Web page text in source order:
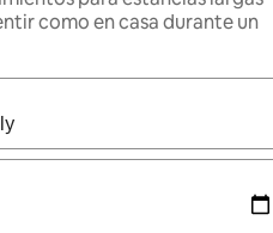
como en casa durante un
estén disponibles, podrás